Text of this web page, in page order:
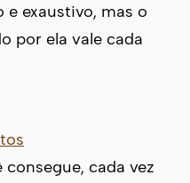
exaustivo, mas o
por ela vale cada
cada vez